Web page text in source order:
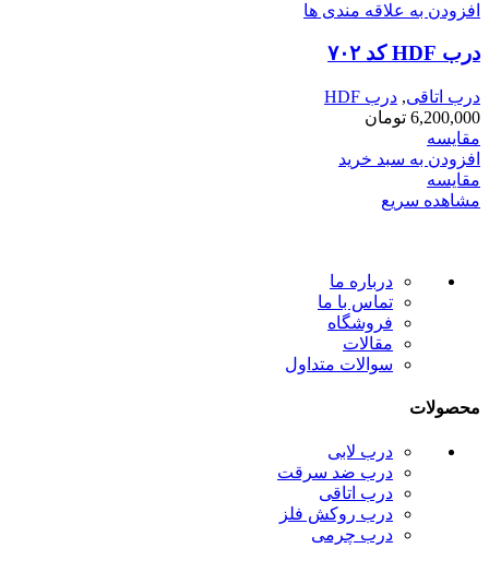
افزودن به علاقه مندی ها
درب HDF کد ۷۰۲
درب اتاقی, درب HDF
6,200,000 تومان
مقایسه
افزودن به سبد خرید
مقایسه
مشاهده سریع
درباره ما
تماس با ما
فروشگاه
مقالات
سوالات متداول
محصولات
درب لابی
درب ضد سرقت
درب اتاقی
درب روکش فلز
درب چرمی